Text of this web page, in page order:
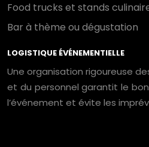
Food trucks et stands
Bar à thème ou dégustation
LOGISTIQUE ÉVÉNEMENTIELLE
Une organisation rigoureuse
et du personnel garantit le
l’événement et évite les